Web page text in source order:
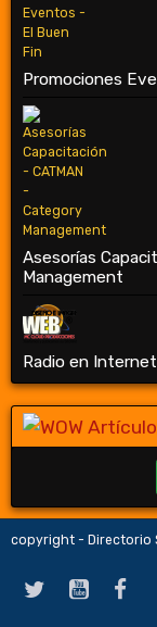
Promociones
Asesorías
Management
Radio en Internet
copyright - Directorio